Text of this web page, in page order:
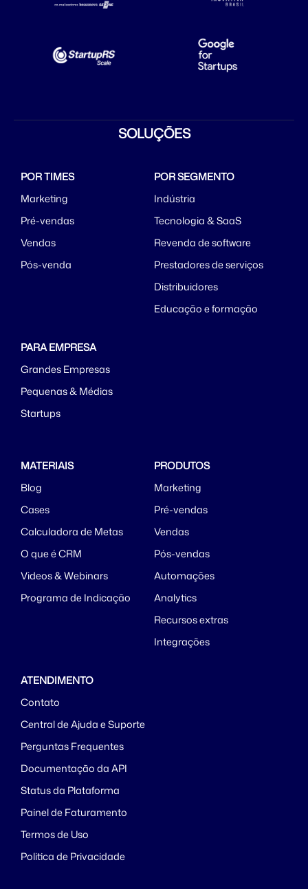
SOLUÇÕES
POR TIMES
Marketing
Pré-vendas
Vendas
Pós-venda
POR SEGMENTO
Indústria
Tecnologia & SaaS
Revenda de software
Prestadores de serviços
Distribuidores
Educação e formação
PARA EMPRESA
Grandes Empresas
Pequenas & Médias
Startups
MATERIAIS
Blog
Cases
Calculadora de Metas
O que é CRM
Videos & Webinars
Programa de Indicação
PRODUTOS
Marketing
Pré-vendas
Vendas
Pós-vendas
Automações
Analytics
Recursos extras
Integrações
ATENDIMENTO
Contato
Central de Ajuda e Suporte
Perguntas Frequentes
Documentação da API
Status da Plataforma
Painel de Faturamento
Termos de Uso
Politica de Privacidade